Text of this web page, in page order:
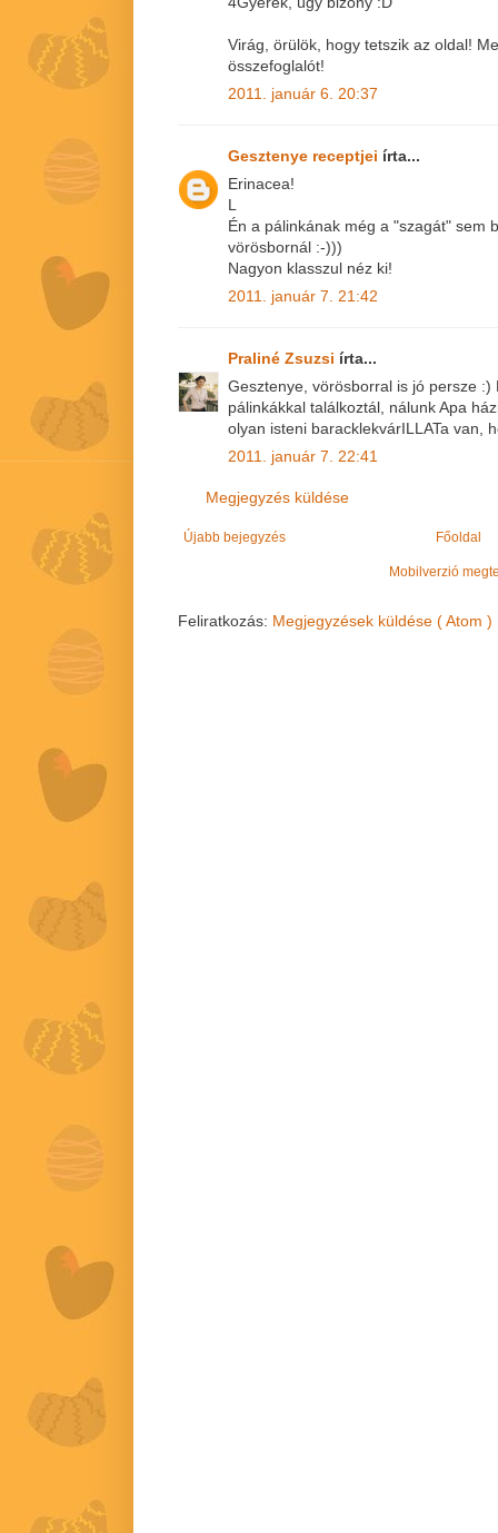
Virág, örülök, hogy tetszik az oldal!
összefoglalót!
2011. január 6. 20:37
Gesztenye receptjei írta...
Erinacea!
L
Én a pálinkának még a "szagát" sem
vörösbornál :-)))
Nagyon klasszul néz ki!
2011. január 7. 21:42
Praliné Zsuzsi írta...
Gesztenye, vörösborral is jó persze
pálinkákkal találkoztál, nálunk Apa
olyan isteni baracklekvárILLATa van,
2011. január 7. 22:41
Megjegyzés küldése
Újabb bejegyzés Főoldal
Mobilverzió
Feliratkozás: Megjegyzések küldése ( Atom )